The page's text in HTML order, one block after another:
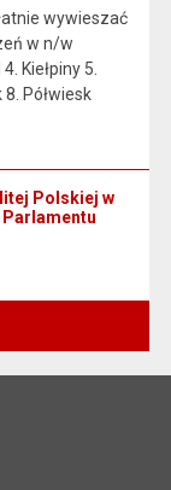
wywieszać
w n/w
Kiełpiny 5.
Półwiesk
Polskiej w